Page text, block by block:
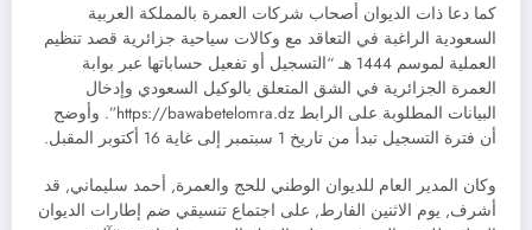
كما دعا ذات الديوان أصحاب شركات العمرة بالمملكة العربية
السعودية الراغبة في التعاقد مع وكالات سياحية جزائرية قصد تنظيم
العملية لموسم 1444 هـ “التسجيل أو تفعيل حساباتها عبر بوابة
العمرة الجزائرية في الشق المتعلق بالوكيل السعودي وإدخال
البيانات المطلوبة على الرابط https://bawabetelomra.dz”. وأوضح
أن فترة التسجيل تبدأ من تاريخ 1 سبتمبر إلى غاية 16 أكتوبر المقبل.
وكان المدير العام للديوان الوطني للحج والعمرة, أحمد سليماني, قد
أشرف, يوم الاثنين الفارط, على اجتماع تنسيقي ضم إطارات الديوان